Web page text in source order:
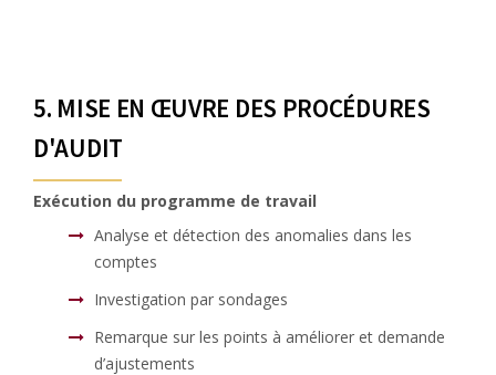
5. MISE EN ŒUVRE DES PROCÉDURES
D'AUDIT
Exécution du programme de travail
Analyse et détection des anomalies dans les
comptes
Investigation par sondages
Remarque sur les points à améliorer et demande
d’ajustements